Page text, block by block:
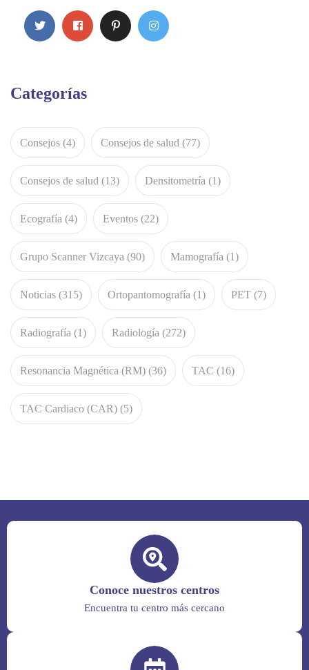
Categorías
Consejos (4) Consejos de salud (77)
Consejos de salud (13) Densitometría (1)
Ecografía (4) Eventos (22)
Grupo Scanner Vizcaya (90) Mamografía (1)
Noticias (315) Ortopantomografía (1) PET (7)
Radiografía (1) Radiología (272)
Resonancia Magnética (RM) (36) TAC (16)
TAC Cardiaco (CAR) (5)
Conoce nuestros centros
Encuentra tu centro más cercano